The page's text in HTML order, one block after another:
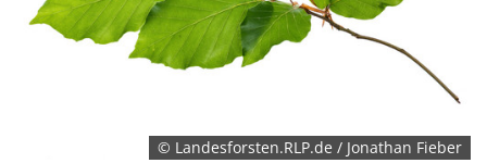
© Landesforsten.RLP.de / Jonathan Fieber